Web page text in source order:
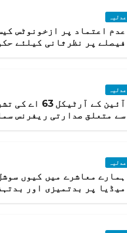
عدلیہ
عدم اعتماد پر ازخونوٹس
فیصلے پر نظرثانی کیلئے
عدلیہ
آئین کے آرٹیکل 63
سے متعلق صدارتی ریفرنس
عدلیہ
ہمارے معاشرے میں کیوں
میڈیا پر بدتمیزی اور